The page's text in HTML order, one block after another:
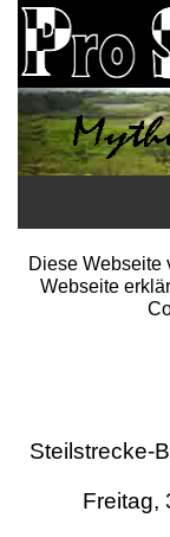
Startseite
Literatur
Termine
Diese Webseite
Webseite
Steilstrecke-
Freitag,